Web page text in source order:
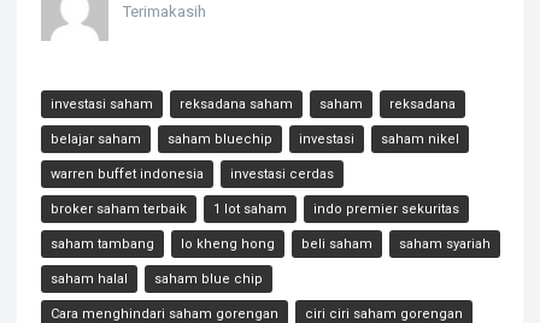
Terimakasih
investasi saham reksadana saham saham reksadana
belajar saham saham bluechip investasi saham nikel
warren buffet indonesia investasi cerdas
broker saham terbaik 1 lot saham indo premier sekuritas
saham tambang lo kheng hong beli saham saham syariah
saham halal saham blue chip
Cara menghindari saham gorengan ciri ciri saham gorengan